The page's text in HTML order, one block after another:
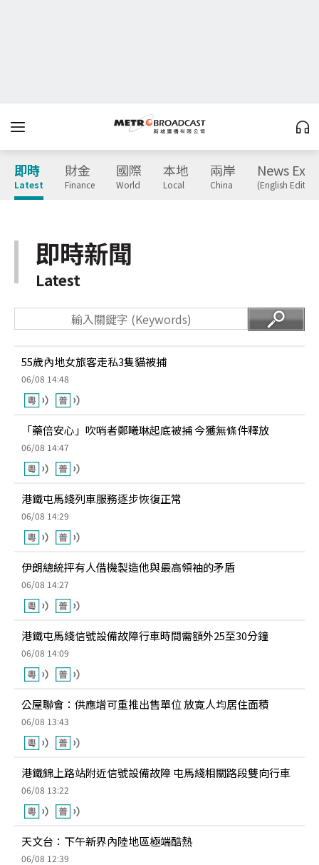
即時
Latest
財金
Finance
國際
World
本地
Local
兩岸
China
News
(English
即時新聞
Latest
55歲內地女旅客走私3隻貓被捕
06/08 14:48
「藥倍安心」吹哨者鄭曦琳起底被捕 今獲無條件釋放
06/08 14:47
港鐵屯馬綫列車服務逐步恢復正常
06/08 14:29
伊朗總統抨有人借機製造他與最高領袖的矛盾
06/08 14:27
港鐵屯馬綫信號設備故障行車時間需額外25至30分鐘
06/08 14:09
公屋聯會：供應增可重推出售單位 放寛人均居住面積
06/08 13:43
港鐵錦上路站附近信號設備故障 屯馬綫相關路段雙向行車
06/08 13:22
天文台：下午新界內陸地區極端酷熱
06/08 12:39